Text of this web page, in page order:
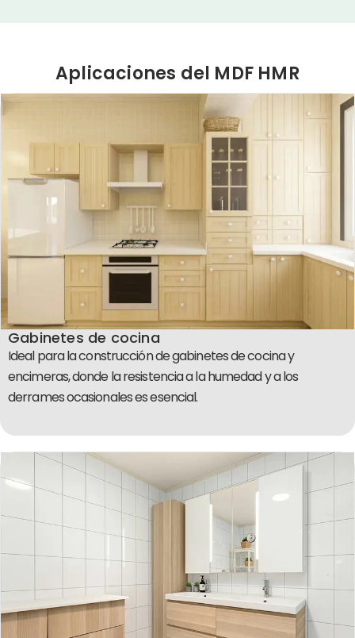
Aplicaciones del MDF HMR
Gabinetes de cocina
Ideal para la construcción de gabinetes de cocina y
encimeras, donde la resistencia a la humedad y a los
derrames ocasionales es esencial.